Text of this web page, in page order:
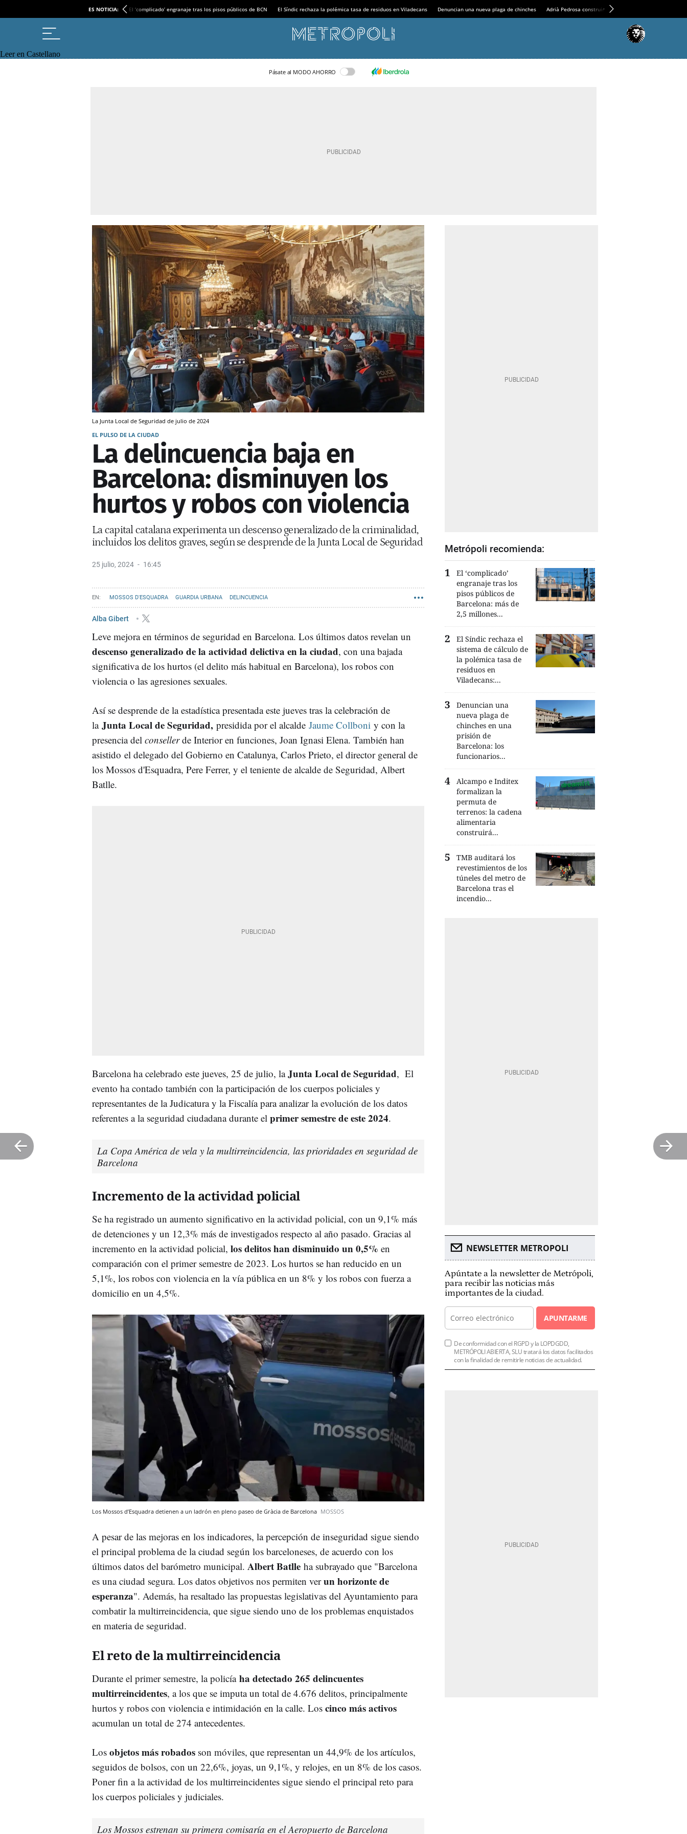
ES NOTICIA: El ‘complicado’ engranaje tras los pisos públicos de BCN El Síndic rechaza la polémica tasa de residuos en Viladecans Denuncian una nueva plaga de chinches Adrià Pedrosa construirá la nueva residencia en el
Leer en Castellano
Pásate al MODO AHORRO
La Junta Local de Seguridad de julio de 2024
EL PULSO DE LA CIUDAD
La delincuencia baja en
Barcelona: disminuyen los
hurtos y robos con violencia
La capital catalana experimenta un descenso generalizado de la criminalidad,
incluidos los delitos graves, según se desprende de la Junta Local de Seguridad
25 julio, 2024 16:45
MOSSOS D'ESQUADRA GUARDIA URBANA DELINCUENCIA
Alba Gibert
Leve mejora en términos de seguridad en Barcelona. Los últimos datos revelan un
descenso generalizado de la actividad delictiva en la ciudad, con una bajada
significativa de los hurtos (el delito más habitual en Barcelona), los robos con
violencia o las agresiones sexuales.
Así se desprende de la estadística presentada este jueves tras la celebración de
la Junta Local de Seguridad, presidida por el alcalde Jaume Collboni y con la
presencia del consellerde Interior en funciones, Joan Ignasi Elena. También han
asistido el delegado del Gobierno en Catalunya, Carlos Prieto, el director general de
los Mossos d'Esquadra, Pere Ferrer, y el teniente de alcalde de Seguridad, Albert
Batlle.
Barcelona ha celebrado este jueves, 25 de julio, laJunta Local de Seguridad, El
evento ha contado también con la participación de los cuerpos policiales y
representantes de la Judicatura y la Fiscalía para analizar la evolución de los datos
referentes a la seguridad ciudadana durante el primer semestre de este 2024.
La Copa América de vela y la multirreincidencia, las prioridades en seguridad de
Barcelona
Incremento de la actividad policial
Se ha registrado un aumento significativo en la actividad policial, con un 9,1% más
de detenciones y un 12,3% más de investigados respecto al año pasado. Gracias al
incremento en la actividad policial, los delitos han disminuido un 0,5% en
comparación con el primer semestre de 2023. Los hurtos se han reducido en un
5,1%, los robos con violencia en la vía pública en un 8% y los robos con fuerza a
domicilio en un 4,5%.
Los Mossos d’Esquadra detienen a un ladrón en pleno paseo de Gràcia de Barcelona MOSSOS
A pesar de las mejoras en los indicadores, la percepción de inseguridad sigue siendo
el principal problema de la ciudad según los barceloneses, de acuerdo con los
últimos datos del barómetro municipal. Albert Batlle ha subrayado que "Barcelona
es una ciudad segura. Los datos objetivos nos permiten verun horizonte de
esperanza". Además, ha resaltado las propuestas legislativas del Ayuntamiento para
combatir la multirreincidencia, que sigue siendo uno de los problemas enquistados
en materia de seguridad.
El reto de la multirreincidencia
Durante el primer semestre, la policía ha detectado 265 delincuentes
multirreincidentes, a los que se imputa un total de 4.676 delitos, principalmente
hurtos y robos con violencia e intimidación en la calle. Los cinco más activos
acumulan un total de 274 antecedentes.
Los objetos más robados son móviles, que representan un 44,9% de los artículos,
seguidos de bolsos, con un 22,6%, joyas, un 9,1%, y relojes, en un 8% de los casos.
Poner fin a la actividad de los multirreincidentes sigue siendo el principal reto para
los cuerpos policiales y judiciales.
Los Mossos estrenan su primera comisaría en el Aeropuerto de Barcelona
Metrópoli recomienda:
El ‘complicado’
engranaje tras los
pisos públicos de
Barcelona: más de
2,5 millones...
El Síndic rechaza el
sistema de cálculo de
la polémica tasa de
residuos en
Viladecans:...
Denuncian una
nueva plaga de
chinches en una
prisión de
Barcelona: los
funcionarios...
Alcampo e Inditex
formalizan la
permuta de
terrenos: la cadena
alimentaria
construirá...
TMB auditará los
revestimientos de los
túneles del metro de
Barcelona tras el
incendio...
NEWSLETTER METROPOLI
Apúntate a la newsletter de Metrópoli,
para recibir las noticias más
importantes de la ciudad.
APUNTARME
De conformidad con el RGPD y la LOPDGDD,
METRÓPOLI ABIERTA, SLU tratará los datos facilitados
con la finalidad de remitirle noticias de actualidad.